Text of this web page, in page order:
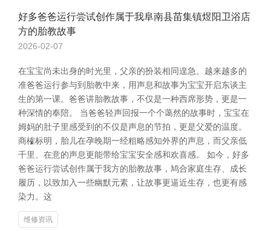
好多爸爸运行尝试创作属于我阜南县苗集镇煜阳卫浴店
方的胎教故事
2026-02-07
在宝宝尚未出身的时光里，父亲的扮装相同遑急。越来越多的
准爸爸运行参与到胎教中来，用声息和故事为宝宝开启东谈主
生的第一课。爸爸讲胎教故事，不仅是一种西席形势，更是一
种深情的奉陪。 当爸爸轻声回报一个个蔼然的故事时，宝宝在
姆妈的肚子里感受到的不仅是声息的节拍，更是父爱的温度。
商榷标明，胎儿在孕晚期一经粗略感知外界的声息，而父亲低
千里、在意的声息更能带给宝宝安全感和欢喜感。 如今，好多
爸爸运行尝试创作属于我方的胎教故事，鸠合家庭生存、成长
履历，以致加入一些幽默元素，让故事更逼近生存，也更有感
染力。这
维修资讯